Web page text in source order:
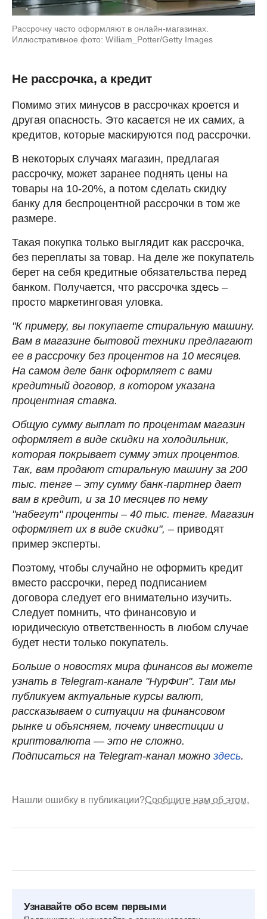
Рассрочку часто оформляют в онлайн-магазинах.
Иллюстративное фото: William_Potter/Getty Images
Не рассрочка, а кредит
Помимо этих минусов в рассрочках кроется и
другая опасность. Это касается не их самих, а
кредитов, которые маскируются под рассрочки.
В некоторых случаях магазин, предлагая
рассрочку, может заранее поднять цены на
товары на 10-20%, а потом сделать скидку
банку для беспроцентной рассрочки в том же
размере.
Такая покупка только выглядит как рассрочка,
без переплаты за товар. На деле же покупатель
берет на себя кредитные обязательства перед
банком. Получается, что рассрочка здесь –
просто маркетинговая уловка.
"К примеру, вы покупаете стиральную машину.
Вам в магазине бытовой техники предлагают
ее в рассрочку без процентов на 10 месяцев.
На самом деле банк оформляет с вами
кредитный договор, в котором указана
процентная ставка.
Общую сумму выплат по процентам магазин
оформляет в виде скидки на холодильник,
которая покрывает сумму этих процентов.
Так, вам продают стиральную машину за 200
тыс. тенге – эту сумму банк-партнер дает
вам в кредит, и за 10 месяцев по нему
"набегут" проценты – 40 тыс. тенге. Магазин
оформляет их в виде скидки", – приводят
пример эксперты.
Поэтому, чтобы случайно не оформить кредит
вместо рассрочки, перед подписанием
договора следует его внимательно изучить.
Следует помнить, что финансовую и
юридическую ответственность в любом случае
будет нести только покупатель.
Больше о новостях мира финансов вы можете
узнать в Telegram-канале "НурФин". Там мы
публикуем актуальные курсы валют,
рассказываем о ситуации на финансовом
рынке и объясняем, почему инвестиции и
криптовалюта — это не сложно.
Подписаться на Telegram-канал можно здесь.
Нашли ошибку в публикации?Сообщите нам об этом.
Узнавайте обо всем первыми